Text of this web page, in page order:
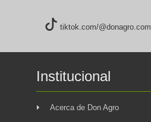
tiktok.com/@donagro.com
Institucional
Acerca de Don Agro